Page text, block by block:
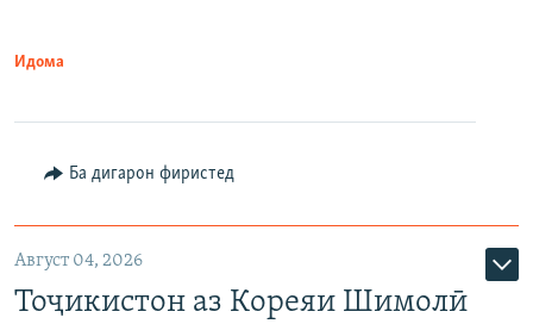
Идома
Ба дигарон фиристед
Август 04, 2026
Тоҷикистон аз Кореяи Шимолӣ